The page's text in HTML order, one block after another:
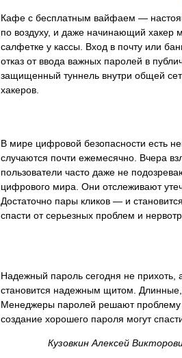
Кафе с бесплатным вайфаем —
по воздуху, и даже начинающий хакер
салфетке у кассы. Вход в почту или
отказ от ввода важных паролей в
защищенный туннель внутри общей
хакеров.
В мире цифровой безопасности есть
случаются почти ежемесячно. Вчера
пользователи часто даже не
цифрового мира. Они отслеживают
Достаточно пары кликов — и
спасти от серьезных проблем и
Надежный пароль сегодня не
становится надежным щитом.
Менеджеры паролей решают проблему
создание хорошего пароля могут
Кузовкин Алексей